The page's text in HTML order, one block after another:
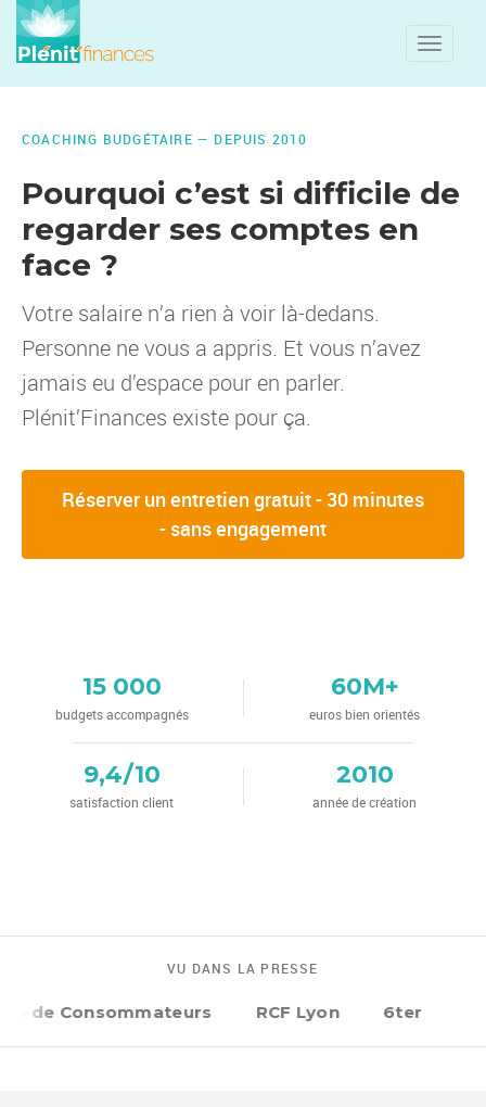
Toggle
COACHING BUDGÉTAIRE — DEPUIS 2010
Pourquoi c’est si difficile de
regarder ses comptes en
face ?
Votre salaire n’a rien à voir là-dedans.
Personne ne vous a appris. Et vous n’avez
jamais eu d’espace pour en parler.
Plénit’Finances existe pour ça.
Réserver un entretien gratuit - 30 minutes
- sans engagement
15 000
budgets accompagnés
60M+
euros bien orientés
9,4/10
satisfaction client
2010
année de création
VU DANS LA PRESSE
Consommateurs RCF Lyon 6ter